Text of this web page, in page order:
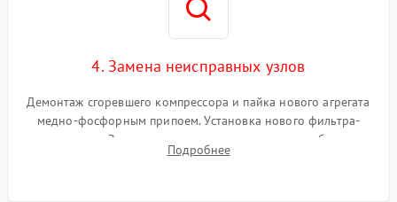
4. Замена неисправных узлов
Демонтаж сгоревшего компрессора и пайка нового агрегата
медно-фосфорным припоем. Установка нового фильтра-
осушителя. Замена изношенных вентиляторов обдува,
сломанных заслонок или поврежденных дверных петель.
Подробнее